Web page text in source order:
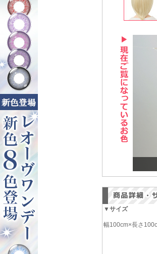
▼サイズ
幅100cm×長さ